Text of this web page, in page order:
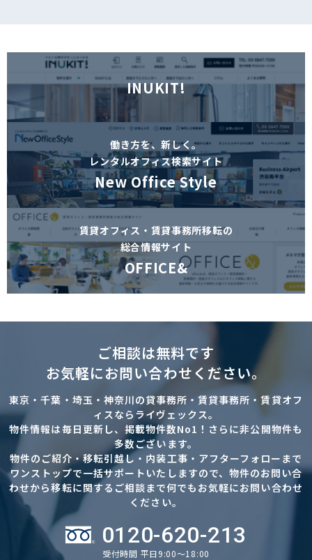
INUKIT!
働き方を、新しく。
レンタルオフィス検索サイト
New Office Style
賃貸オフィス・賃貸事務所移転の
総合情報サイト
OFFICE&
ご相談は無料です
お気軽にお問い合わせください。
東京・千葉・埼玉・神奈川の貸事務所・賃貸事務所・賃貸オフ
ィスならライヴェックス。
物件情報は毎日更新し、掲載物件数No1！さらに非公開物件も
多数ございます。
物件のご紹介・移転引越し・内装工事・アフターフォローまで
ワンストップで一括サポートいたしますので、物件のお問い合
わせから移転に関するご相談まで何でもお気軽にお問い合わせ
ください。
0120-620-213
受付時間 平日9:00～18:00